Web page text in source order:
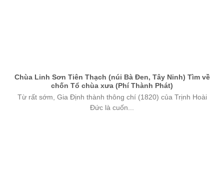
Chùa Linh Sơn Tiên Thạch (núi Bà Đen, Tây Ninh) Tìm về
chốn Tổ chùa xưa (Phí Thành Phát)
Từ rất sớm, Gia Định thành thông chí (1820) của Trịnh Hoài
Đức là cuốn...